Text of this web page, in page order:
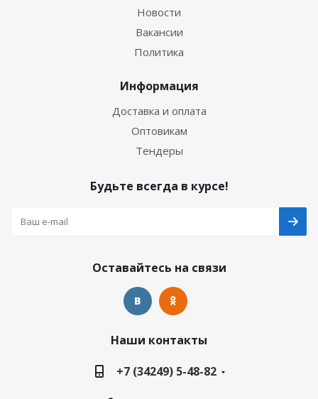
Новости
Вакансии
Политика
Информация
Доставка и оплата
Оптовикам
Тендеры
Будьте всегда в курсе!
Оставайтесь на связи
Наши контакты
+7 (34249) 5-48-82